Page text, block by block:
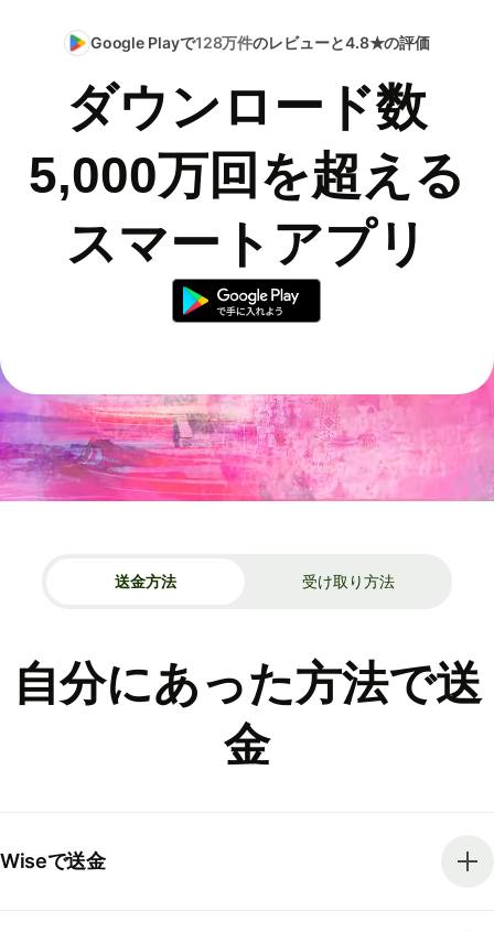
Google Playで128万件のレビューと4.8★の評価
ダウンロード数
5,000万回を超える
スマートアプリ
送金方法 受け取り方法
自分にあった方法で送
金
Wiseで送金